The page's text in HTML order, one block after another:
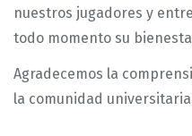
nuestros jugadores y
todo momento su
Agradecemos la
la comunidad